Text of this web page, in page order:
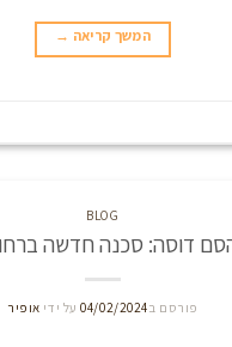
המשך קריאה →
BLOG
דוסה: סכנה חדשה
פורסם ב04/02/2024על ידי אופיר